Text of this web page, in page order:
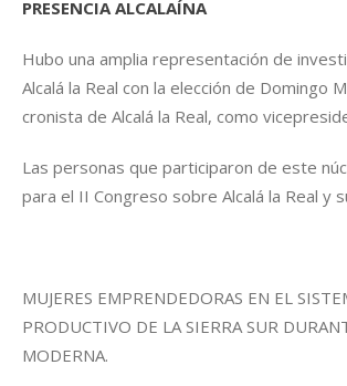
PRESENCIA ALCALAÍNA
Hubo una amplia representación de
Alcalá la Real con la elección de Domingo
cronista de Alcalá la Real, como
Las personas que participaron de este
para el II Congreso sobre Alcalá la Real y
MUJERES EMPRENDEDORAS EN EL
PRODUCTIVO DE LA SIERRA SUR
MODERNA.